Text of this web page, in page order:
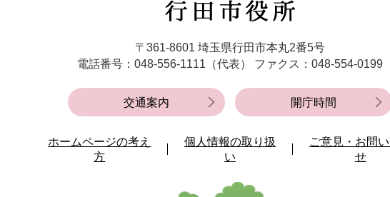
行
田
役
所
〒361-8601 埼玉県行田市本丸2番5号
電話番号：048-556-1111（代表）
ファクス：048-554-0199
交通案内 開庁時間
ホームページの考え
方
個人情報の取り扱
い
ご意見・お問
せ